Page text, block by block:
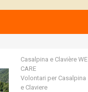
Casalpina e Clavière WE
CARE
Volontari per Casalpina
e Claviere